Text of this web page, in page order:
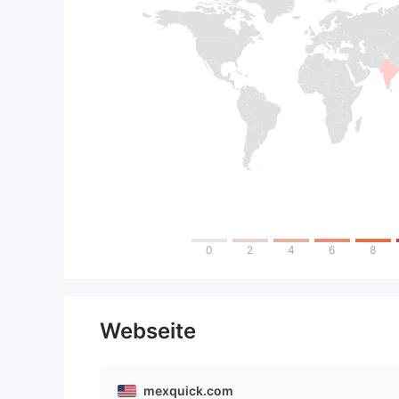
0 2 4 6 8
Webseite
mexquick.com